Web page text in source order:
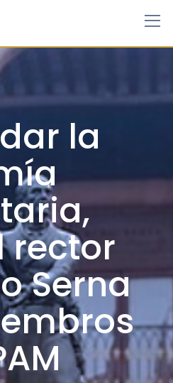
la
rector
Serna